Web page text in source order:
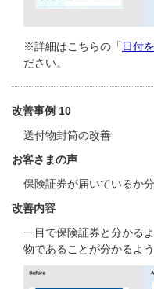
※詳細はこちらの「日付
ださい。
改善事例 10
送付物封筒の改善
お客さまの声
保険証券が届いているか分
改善内容
一目で保険証券と分かる
物であることが分かるよ